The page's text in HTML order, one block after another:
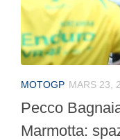
MOTOGP MARS 23,
Pecco
Marmotta: